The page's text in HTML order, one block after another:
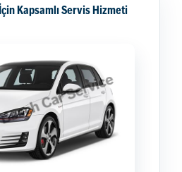
Kapsamlı Servis Hizmeti